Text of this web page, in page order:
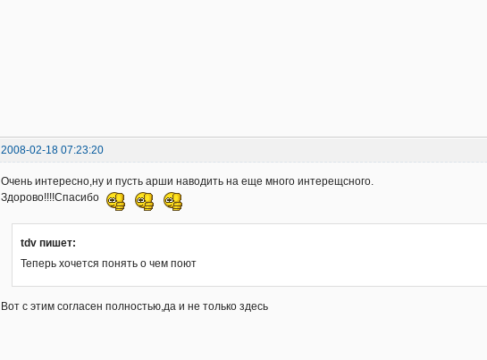
2008-02-18 07:23:20
Очень интересно,ну и пусть арши наводить на еще много интерещсного.
Здорово!!!!Спасибо
tdv пишет:
Теперь хочется понять о чем поют
Вот с этим согласен полностью,да и не только здесь